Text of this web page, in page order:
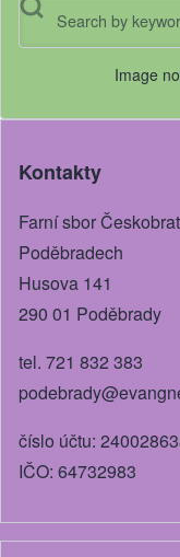
Search
Image
Kontakty
Farní sbor
Poděbradech
Husova 141
290 01 Poděbrady
tel. 721 832 383
číslo účtu:
IČO: 64732983